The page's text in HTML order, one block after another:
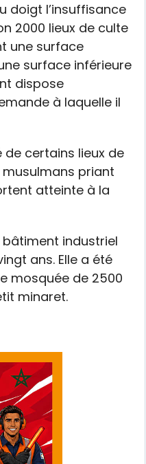
doigt l’insuffisance
2000 lieux de culte
une surface
surface inférieure
dispose
à laquelle il
de certains lieux de
musulmans priant
atteinte à la
industriel
ans. Elle a été
mosquée de 2500
minaret.